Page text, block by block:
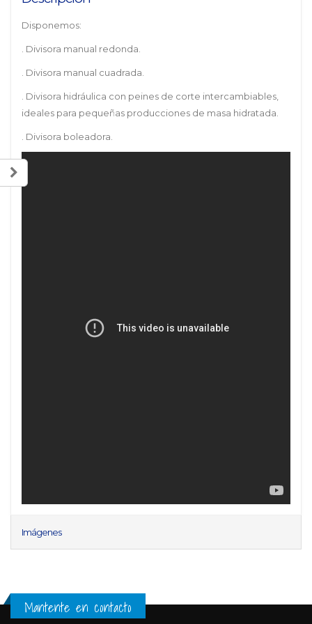
Disponemos:
. Divisora manual redonda.
. Divisora manual cuadrada.
. Divisora hidráulica con peines de corte intercambiables,
ideales para pequeñas producciones de masa hidratada.
. Divisora boleadora.
Imágenes
Mantente en contacto